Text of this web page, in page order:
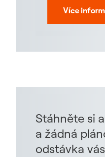
Více
Stáhněte si
a žádná
odstávka